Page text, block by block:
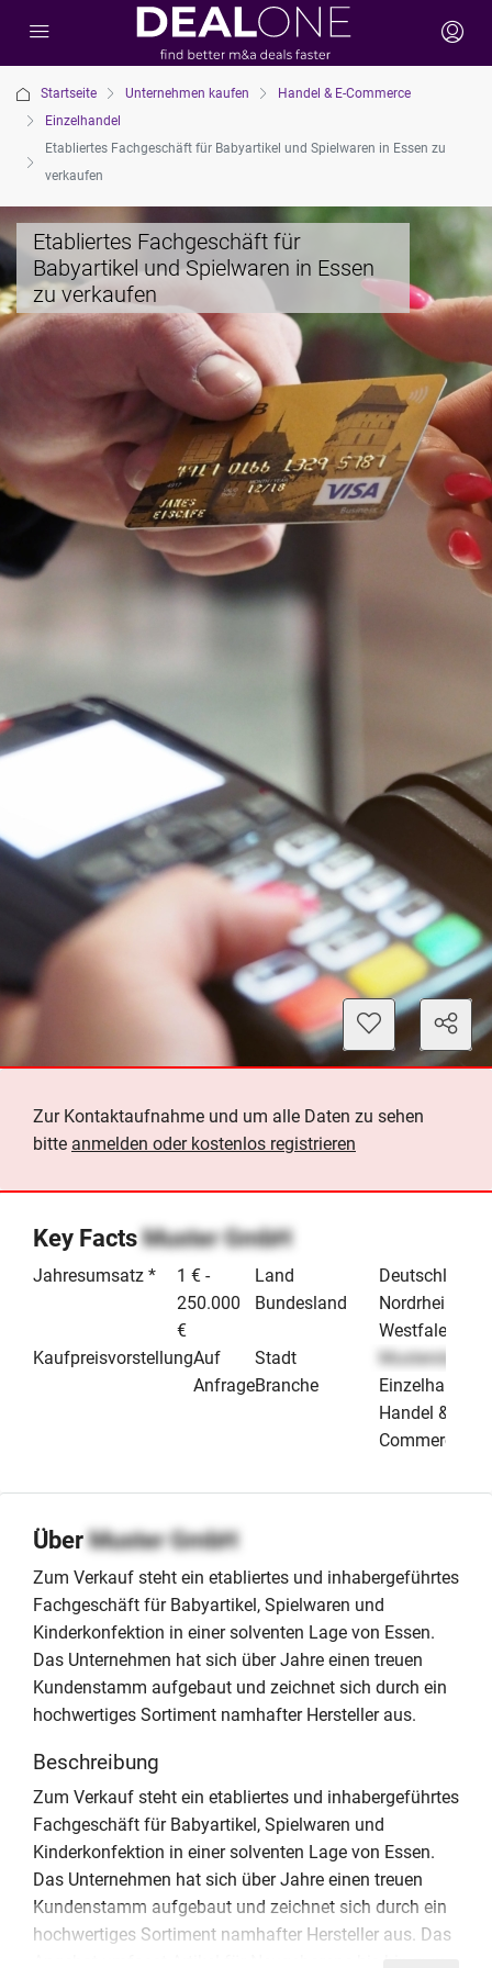
Startseite Unternehmen kaufen
Handel & E-Commerce
Einzelhandel
Etabliertes Fachgeschäft für Babyartikel und Spielwaren in Essen zu
verkaufen
Etabliertes Fachgeschäft für
Babyartikel und Spielwaren in Essen
zu verkaufen
Zur Kontaktaufnahme und um alle Daten zu sehen
bitte anmelden oder kostenlos registrieren
Key FactsMuster GmbH
Jahresumsatz *
1 € -
250.000
€
KaufpreisvorstellungAuf
Anfrage
Land
Deutschland
Bundesland
Nordrhein-
Westfalen
Stadt
Musterstadt
Branche
Einzelhandel
Handel & E-
Commerce
ÜberMuster GmbH
Zum Verkauf steht ein etabliertes und inhabergeführtes
Fachgeschäft für Babyartikel, Spielwaren und
Kinderkonfektion in einer solventen Lage von Essen.
Das Unternehmen hat sich über Jahre einen treuen
Kundenstamm aufgebaut und zeichnet sich durch ein
hochwertiges Sortiment namhafter Hersteller aus.
Beschreibung
Zum Verkauf steht ein etabliertes und inhabergeführtes
Fachgeschäft für Babyartikel, Spielwaren und
Kinderkonfektion in einer solventen Lage von Essen.
Das Unternehmen hat sich über Jahre einen treuen
Kundenstamm aufgebaut und zeichnet sich durch ein
hochwertiges Sortiment namhafter Hersteller aus. Das